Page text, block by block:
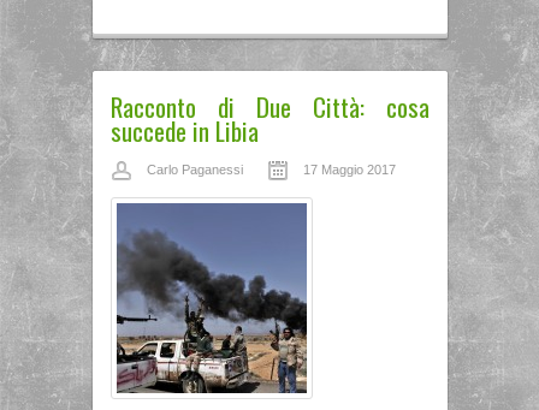
Racconto di Due Città: cosa
succede in Libia
Carlo Paganessi 17 Maggio 2017